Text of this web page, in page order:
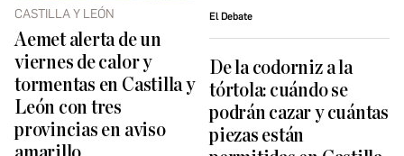
CASTILLA Y LEÓN
Aemet alerta de un
viernes de calor y
tormentas en Castilla y
León con tres
provincias en aviso
El Debate
De la codorniz a la
tórtola: cuándo se
podrán cazar y cuántas
piezas están